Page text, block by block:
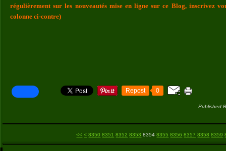
régulièrement sur les nouveautés mise en ligne sur ce Blog, inscrivez
colonne ci-contre)
Repost 0
Published
<< < 8300
8310
8320
8330
8340
8350 8351 8352 8353 8354 8355 8356 8357 8358 8359